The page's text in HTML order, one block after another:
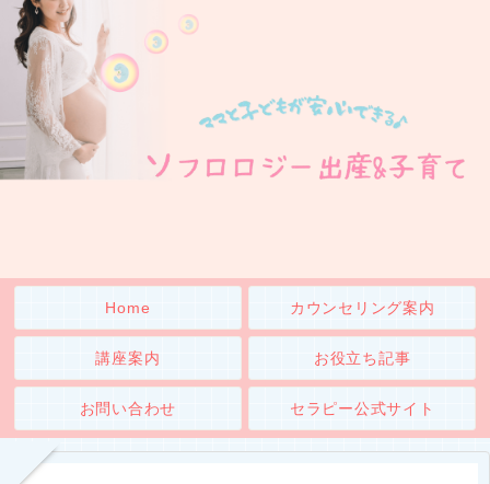
Home カウンセリング案内
講座案内 お役立ち記事
お問い合わせ セラピー公式サイト